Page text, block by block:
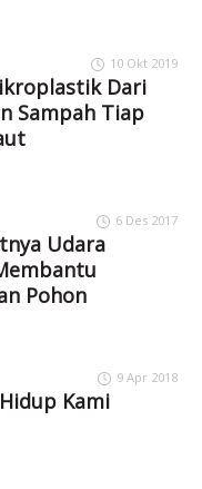
10 Okt 2019
Dari
Sampah Tiap
6 Des 2017
Udara
Pohon
9 Apr 2018
Kami